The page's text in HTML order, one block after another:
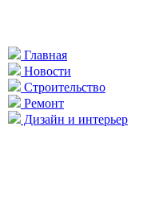
Главная
Новости
Строительство
Ремонт
Дизайн и интерьер